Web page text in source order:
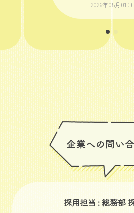
2026年05月01日
採用担当 : 総務部